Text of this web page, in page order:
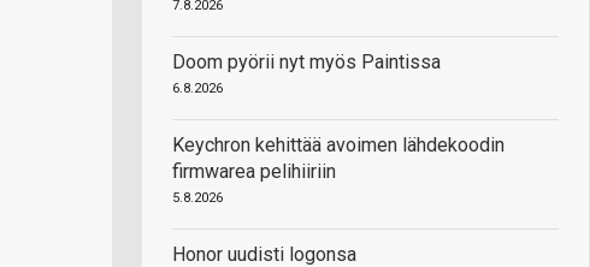
7.8.2026
Doom pyörii nyt myös Paintissa
6.8.2026
Keychron kehittää avoimen lähdekoodin
firmwarea pelihiiriin
5.8.2026
Honor uudisti logonsa